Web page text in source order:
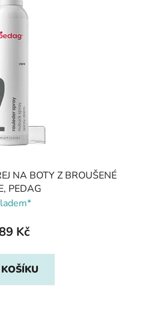
NA BOTY Z BROUŠENÉ
PEDAG
Kč